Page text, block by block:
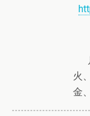
火